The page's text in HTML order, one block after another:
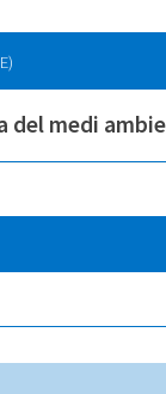
del medi